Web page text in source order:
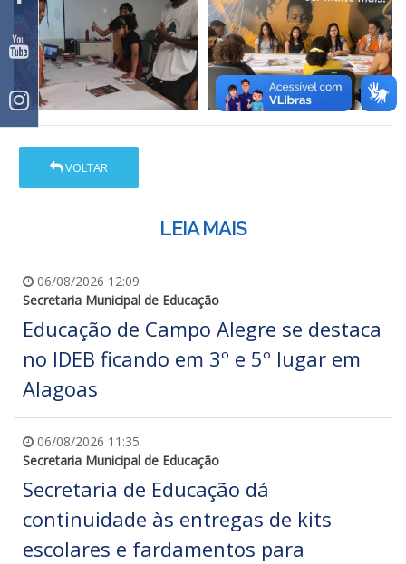
VOLTAR
LEIA MAIS
06/08/2026 12:09
Secretaria Municipal de Educação
Educação de Campo Alegre se destaca
no IDEB ficando em 3º e 5º lugar em
Alagoas
06/08/2026 11:35
Secretaria Municipal de Educação
Secretaria de Educação dá
continuidade às entregas de kits
escolares e fardamentos para